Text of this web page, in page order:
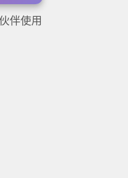
伴使用